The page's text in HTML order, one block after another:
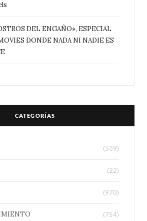
DEL ENGAÑO», ESPECIAL
DONDE NADA NI NADIE ES
CATEGORÍAS
(539)
(22)
(970)
(754)